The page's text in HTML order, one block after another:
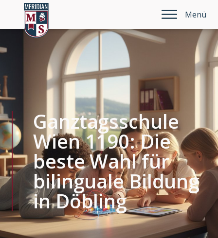
Menü
Ganztagsschule
Wien 1190: Die
beste Wahl für
bilinguale Bildung
in Döbling